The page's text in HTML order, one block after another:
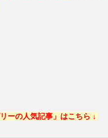
リーの人気記事」はこちら ↓